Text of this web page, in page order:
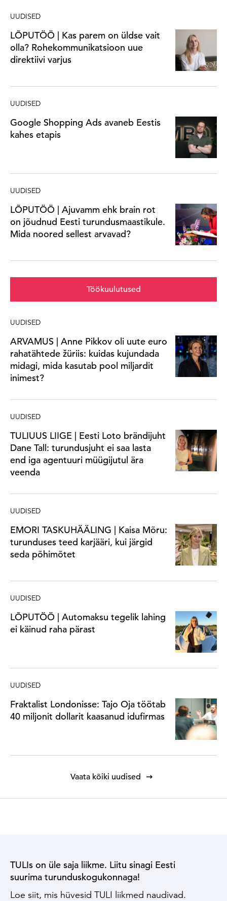
UUDISED
LÕPUTÖÖ | Kas parem on üldse vait
olla? Rohekommunikatsioon uue
direktiivi varjus
UUDISED
Google Shopping Ads avaneb Eestis
kahes etapis
UUDISED
LÕPUTÖÖ | Ajuvamm ehk brain rot
on jõudnud Eesti turundusmaastikule.
Mida noored sellest arvavad?
Töökuulutused
UUDISED
ARVAMUS | Anne Pikkov oli uute euro
rahatähtede žüriis: kuidas kujundada
midagi, mida kasutab pool miljardit
inimest?
UUDISED
TULIUUS LIIGE | Eesti Loto brändijuht
Dane Tall: turundusjuht ei saa lasta
end iga agentuuri müügijutul ära
veenda
UUDISED
EMORI TASKUHÄÄLING | Kaisa Mõru:
turunduses teed karjääri, kui järgid
seda põhimõtet
UUDISED
LÕPUTÖÖ | Automaksu tegelik lahing
ei käinud raha pärast
UUDISED
Fraktalist Londonisse: Tajo Oja töötab
40 miljonit dollarit kaasanud idufirmas
Vaata kõiki uudised
TULIs on üle saja liikme. Liitu sinagi Eesti
suurima turunduskogukonnaga!
Loe siit, mis hüvesid TULI liikmed naudivad.